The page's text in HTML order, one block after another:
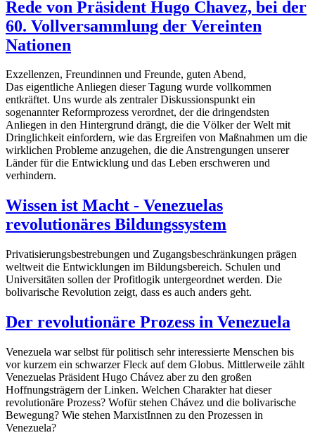
Rede von Präsident Hugo Chavez, bei der
60. Vollversammlung der Vereinten
Nationen
Exzellenzen, Freundinnen und Freunde, guten Abend,
Das eigentliche Anliegen dieser Tagung wurde vollkommen
entkräftet. Uns wurde als zentraler Diskussionspunkt ein
sogenannter Reformprozess verordnet, der die dringendsten
Anliegen in den Hintergrund drängt, die die Völker der Welt mit
Dringlichkeit einfordern, wie das Ergreifen von Maßnahmen um die
wirklichen Probleme anzugehen, die die Anstrengungen unserer
Länder für die Entwicklung und das Leben erschweren und
verhindern.
Wissen ist Macht - Venezuelas
revolutionäres Bildungssystem
Privatisierungsbestrebungen und Zugangsbeschränkungen prägen
weltweit die Entwicklungen im Bildungsbereich. Schulen und
Universitäten sollen der Profitlogik untergeordnet werden. Die
bolivarische Revolution zeigt, dass es auch anders geht.
Der revolutionäre Prozess in Venezuela
Venezuela war selbst für politisch sehr interessierte Menschen bis
vor kurzem ein schwarzer Fleck auf dem Globus. Mittlerweile zählt
Venezuelas Präsident Hugo Chávez aber zu den großen
Hoffnungsträgern der Linken. Welchen Charakter hat dieser
revolutionäre Prozess? Wofür stehen Chávez und die bolivarische
Bewegung? Wie stehen MarxistInnen zu den Prozessen in
Venezuela?